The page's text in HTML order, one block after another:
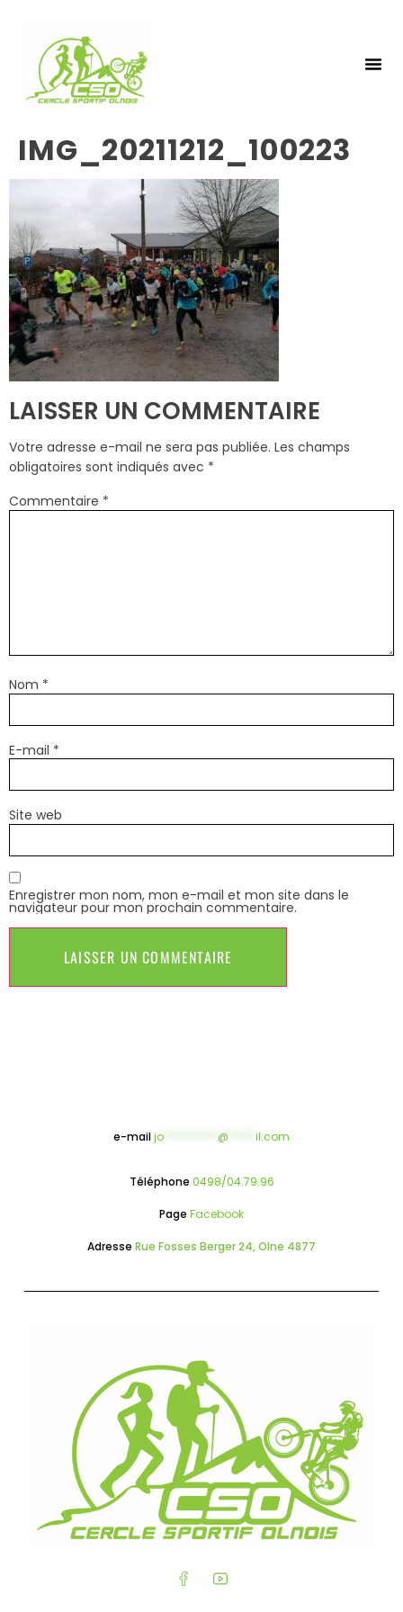
IMG_20211212_100223
LAISSER UN COMMENTAIRE
Votre adresse e-mail ne sera pas publiée. Les champs
obligatoires sont indiqués avec *
Commentaire *
Nom *
E-mail *
Site web
Enregistrer mon nom, mon e-mail et mon site dans le
navigateur pour mon prochain commentaire.
e-mailjo @ il.com
Téléphone 0498/04.79.96
Page Facebook
Adresse Rue Fosses Berger 24, Olne 4877